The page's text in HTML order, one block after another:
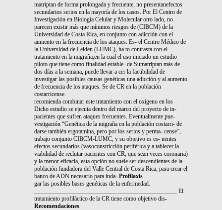
matriptan de forma prolongada y frecuente, no presentanefectos
secundarios serios en la mayoría de los casos. Por El Centro de
Investigación en Biología Celular y Molecular otro lado, no
parecen existir más que mínimos riesgos de (CIBCM) de la
Universidad de Costa Rica, en conjunto con adicción con el
aumento en la frecuencia de los ataques. Es- el Centro Médico de
la Universidad de Leiden (LUMC), ha to contrasta con el
tratamiento en la migraña,en la cual el uso iniciado un estudio
piloto que tiene como finalidad estable- de Sumatriptan más de
dos días a la semana, puede llevar a cer la factibilidad de
investigar las posibles causas genéticas una adicción y al aumento
de frecuencia de los ataques. Se de CR en la población
costarricense.
recomienda combinar este tratamiento con el oxígeno en los
Dicho estudio se ejecuta dentro del marco del proyecto de in-
pacientes que sufren ataques frecuentes. Eventualmente pue-
vestigación “Genética de la migraña en la población costarri- de
darse también ergotamina, pero por los serios y perma- cense”,
trabajo conjunto CIBCM-LUMC, y su objetivo es es- nentes
efectos secundarios (vasoconstricción periférica y a tablecer la
viabilidad de reclutar pacientes con CR, que sean veces coronaria)
y la menor eficacia, esta opción no suele ser descendientes de la
población fundadora del Valle Central de Costa Rica, para crear el
banco de ADN necesario para inda- Profilaxis
gar las posibles bases genéticas de la enfermedad.
________________________________________________ El
tratamiento profiláctico de la CR tiene como objetivo dis-
Recomendaciones